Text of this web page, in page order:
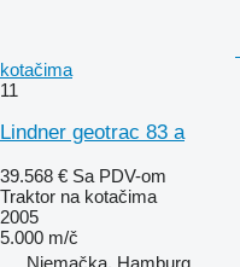
kotačima
11
Lindner geotrac 83 a
39.568 € Sa PDV-om
Traktor na kotačima
2005
5.000 m/č
Njemačka, Hamburg